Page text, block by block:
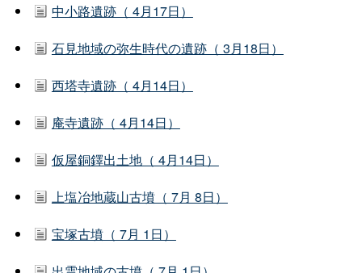
中小路遺跡（ 4月17日）
石見地域の弥生時代の遺跡（ 3月18日）
西塔寺遺跡（ 4月14日）
庵寺遺跡（ 4月14日）
仮屋銅鐸出土地（ 4月14日）
上塩冶地蔵山古墳（ 7月 8日）
宝塚古墳（ 7月 1日）